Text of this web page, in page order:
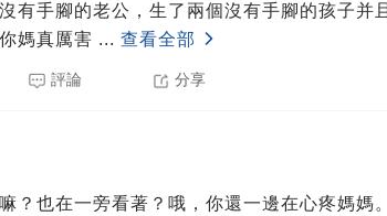
有手腳的老公，生了兩個沒有手腳的孩子并
媽真厲害 ... 查看全部
評論 分享
？也在一旁看著？哦，你還一邊在心疼媽媽